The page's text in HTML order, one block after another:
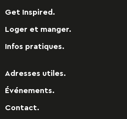
Get Inspired.
Loger et manger.
Infos pratiques.
Adresses utiles.
Événements.
Contact.